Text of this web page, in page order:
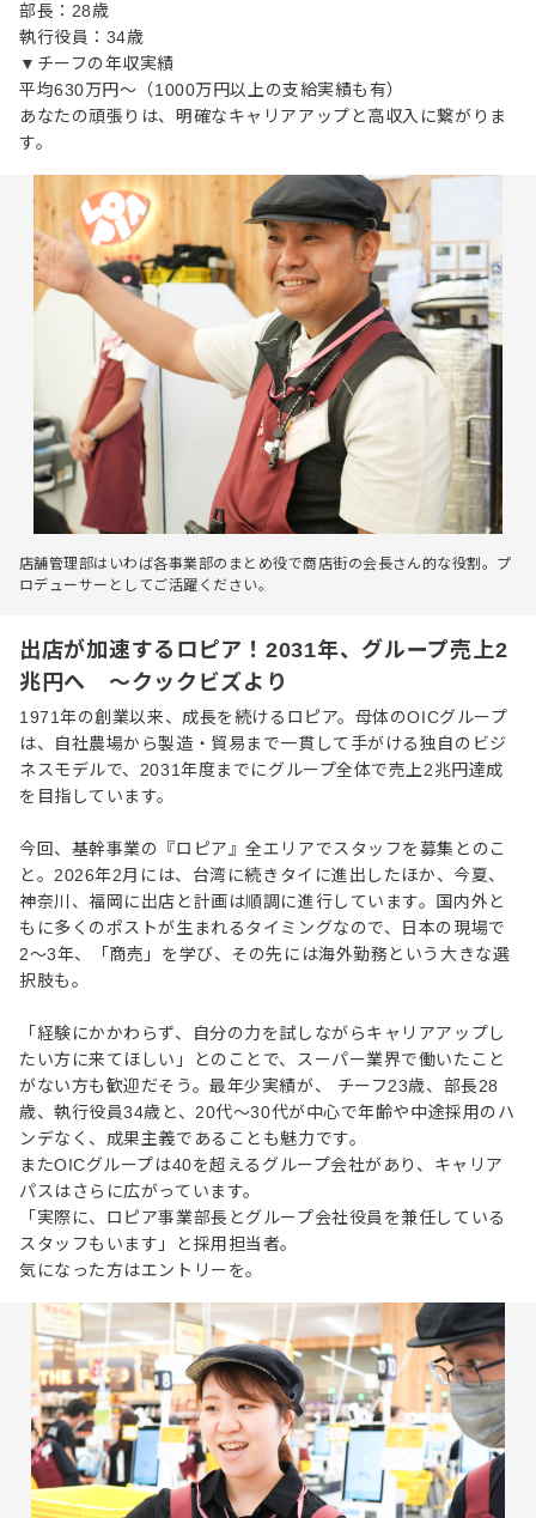
部長：28歳
執行役員：34歳
▼チーフの年収実績
平均630万円～（1000万円以上の支給実績も有）
あなたの頑張りは、明確なキャリアアップと高収入に繋がりま
す。
店舗管理部はいわば各事業部のまとめ役で商店街の会長さん的な役割。プ
ロデューサーとしてご活躍ください。
出店が加速するロピア！2031年、グループ売上2
兆円へ ～クックビズより
1971年の創業以来、成長を続けるロピア。母体のOICグループ
は、自社農場から製造・貿易まで一貫して手がける独自のビジ
ネスモデルで、2031年度までにグループ全体で売上2兆円達成
を目指しています。
今回、基幹事業の『ロピア』全エリアでスタッフを募集とのこ
と。2026年2月には、台湾に続きタイに進出したほか、今夏、
神奈川、福岡に出店と計画は順調に進行しています。国内外と
もに多くのポストが生まれるタイミングなので、日本の現場で
2〜3年、「商売」を学び、その先には海外勤務という大きな選
択肢も。
「経験にかかわらず、自分の力を試しながらキャリアアップし
たい方に来てほしい」とのことで、スーパー業界で働いたこと
がない方も歓迎だそう。最年少実績が、 チーフ23歳、部長28
歳、執行役員34歳と、20代〜30代が中心で年齢や中途採用のハ
ンデなく、成果主義であることも魅力です。
またOICグループは40を超えるグループ会社があり、キャリア
パスはさらに広がっています。
「実際に、ロピア事業部長とグループ会社役員を兼任している
スタッフもいます」と採用担当者。
気になった方はエントリーを。